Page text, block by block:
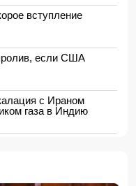
вступление
если США
с Ираном
газа в Индию